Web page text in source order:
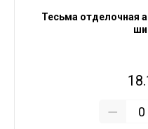
Тесьма отделочная